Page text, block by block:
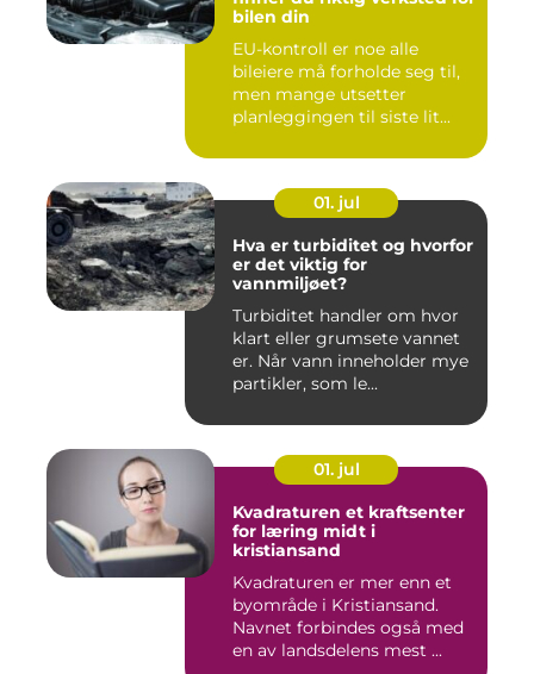
bilen din
EU-kontroll er noe alle
bileiere må forholde seg til,
men mange utsetter
planleggingen til siste lit...
01. jul
Hva er turbiditet og hvorfor
er det viktig for
vannmiljøet?
Turbiditet handler om hvor
klart eller grumsete vannet
er. Når vann inneholder mye
partikler, som le...
01. jul
Kvadraturen et kraftsenter
for læring midt i
kristiansand
Kvadraturen er mer enn et
byområde i Kristiansand.
Navnet forbindes også med
en av landsdelens mest ...